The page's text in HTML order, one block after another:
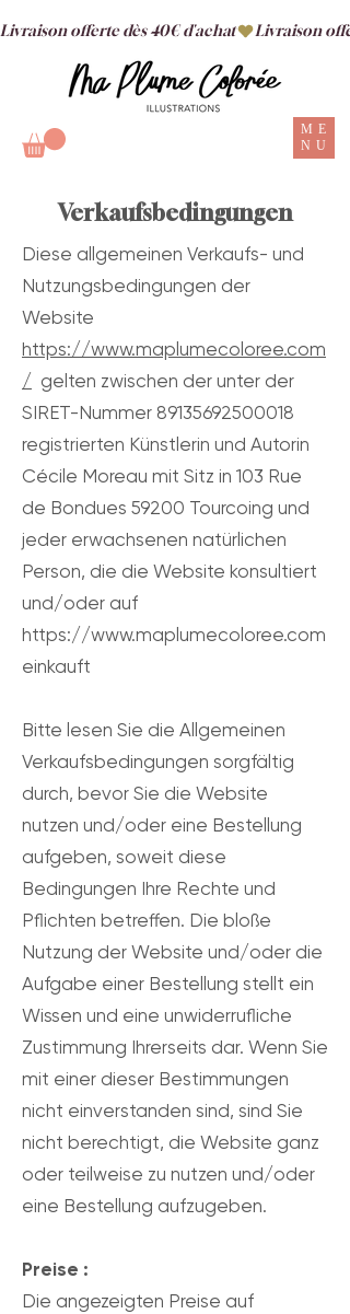
ME
NU
Livraison offerte dès 40€ d'achat
Verkaufsbedingungen
Diese allgemeinen Verkaufs- und
Nutzungsbedingungen der
Website
https://www.maplumecoloree.com
/ gelten zwischen der unter der
SIRET-Nummer 89135692500018
registrierten Künstlerin und Autorin
Cécile Moreau mit Sitz in 103 Rue
de Bondues 59200 Tourcoing und
jeder erwachsenen natürlichen
Person, die die Website konsultiert
und/oder auf
https://www.maplumecoloree.com
einkauft
Bitte lesen Sie die Allgemeinen
Verkaufsbedingungen sorgfältig
durch, bevor Sie die Website
nutzen und/oder eine Bestellung
aufgeben, soweit diese
Bedingungen Ihre Rechte und
Pflichten betreffen. Die bloße
Nutzung der Website und/oder die
Aufgabe einer Bestellung stellt ein
Wissen und eine unwiderrufliche
Zustimmung Ihrerseits dar. Wenn Sie
mit einer dieser Bestimmungen
nicht einverstanden sind, sind Sie
nicht berechtigt, die Website ganz
oder teilweise zu nutzen und/oder
eine Bestellung aufzugeben.
Preise :
Die angezeigten Preise auf